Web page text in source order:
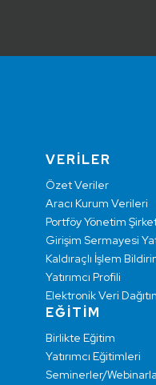
VERİLER
Özet Veriler
Aracı Kurum Verileri
Portföy Yönetim
Girişim Sermayesi
Kaldıraçlı İşlem
Yatırımcı Profili
Elektronik Veri
EĞİTİM
Birlikte Eğitim
Yatırımcı Eğitimleri
Seminerler/